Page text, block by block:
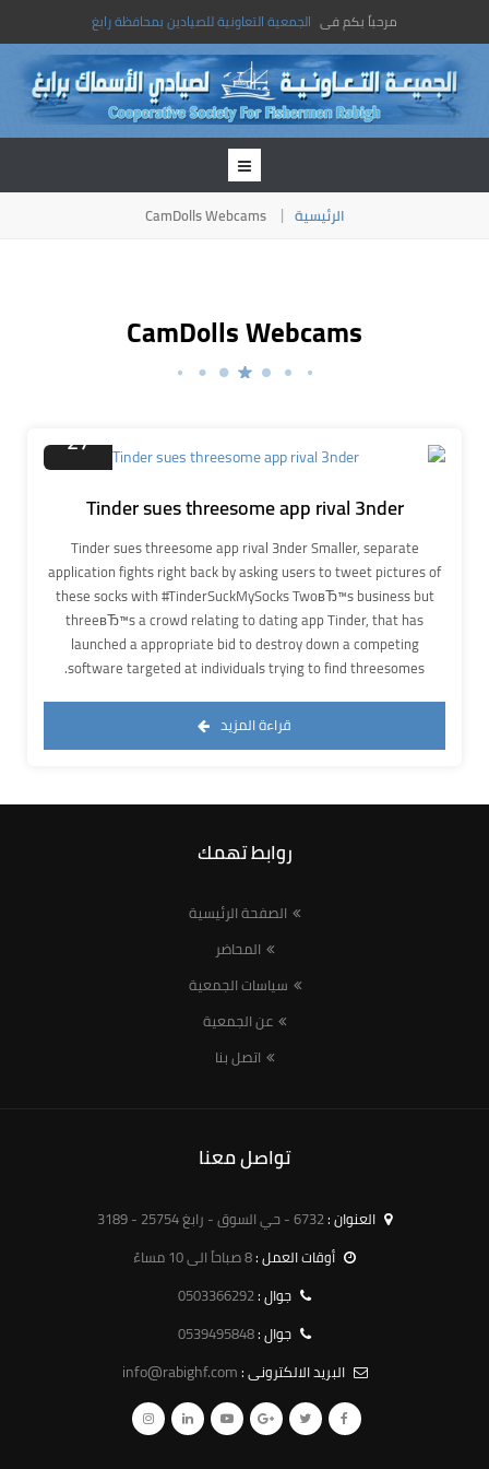
مرحباً بكم فى الجمعية التعاونية للصيادين بمحافظة رابغ
الرئيسية CamDolls Webcams
CamDolls Webcams
27
Tinder sues threesome app rival 3nder
Tinder sues threesome app rival 3nder Smaller, separate
application fights right back by asking users to tweet pictures of
these socks with #TinderSuckMySocks TwoвЂ™s business but
threeвЂ™s a crowd relating to dating app Tinder, that has
launched a appropriate bid to destroy down a competing
software targeted at individuals trying to find threesomes.
قراءة المزيد
روابط تهمك
الصفحة الرئيسية
المحاضر
سياسات الجمعية
عن الجمعية
اتصل بنا
تواصل معنا
العنوان :6732 - حي السوق - رابغ 25754 - 3189
أوقات العمل :8 صباحاً الى 10 مساءً
جوال :0503366292
جوال :0539495848
البريد الالكترونى :info@rabighf.com